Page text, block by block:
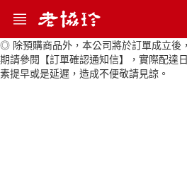
◎ 除預購商品外，本公司將於訂單成立後，
期請參閱【訂單確認通知信】，實際配達
素提早或是延遲，造成不便敬請見諒。